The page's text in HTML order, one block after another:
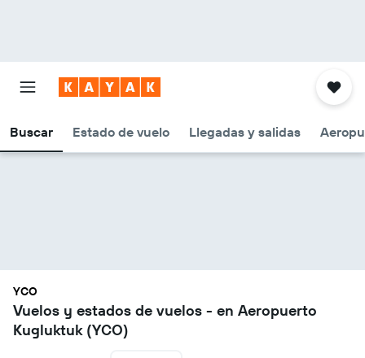
Buscar Estado de vuelo Llegadas y salidas
YCO
Vuelos y estados de vuelos - en Aeropuerto
Kugluktuk (YCO)